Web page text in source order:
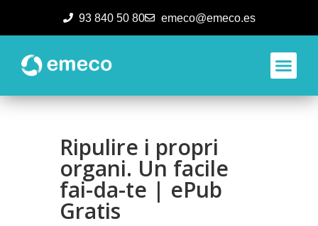
93 840 50 80 emeco@emeco.es
Ripulire i propri
organi. Un facile
fai-da-te | ePub
Gratis